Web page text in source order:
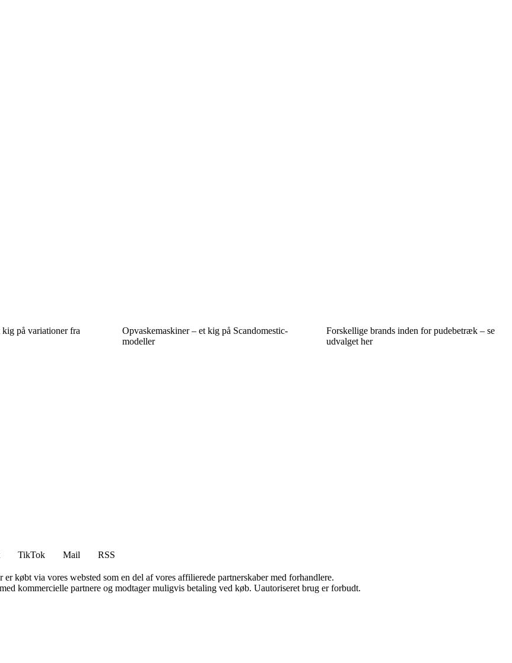
på variationer fra
Opvaskemaskiner – et kig på Scandomestic-
modeller
Forskellige brands inden for pudebetræk – se
udvalget her
TikTok Mail
RSS
købt via vores websted som en del af vores affilierede partnerskaber med forhandlere.
kommercielle partnere og modtager muligvis betaling ved køb. Uautoriseret brug er forbudt.